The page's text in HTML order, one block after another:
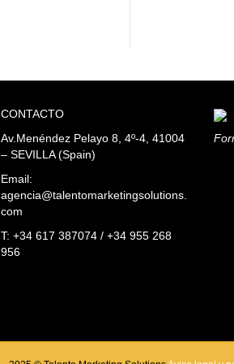
CONTACTO
Av.Menéndez Pelayo 8, 4º-4, 41004
– SEVILLA (Spain)
Email:
agencia@talentomarketingsolutions.
com
T: +34 617 387074 / +34 955 268
956